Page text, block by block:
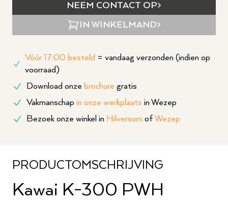
NEEM CONTACT OP
IN WINKELMAND
Vóór 17:00 besteld = vandaag verzonden (indien op
voorraad)
Download onze brochure gratis
Vakmanschap in onze werkplaats in Wezep
Bezoek onze winkel in Hilversum of Wezep
PRODUCTOMSCHRIJVING
Kawai K-300 PWH